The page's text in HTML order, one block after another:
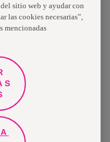
global líder en
en todo el
en beneficio de
y la sociedad en
países bajo las
como otras marcas
Libero, Libresse,
Organic y Zewa. En
13 mil millones de
de la compañía está
en Nasdaq Estocolmo.
sitio web y ayudar con
las cookies necesarias”,
mencionadas